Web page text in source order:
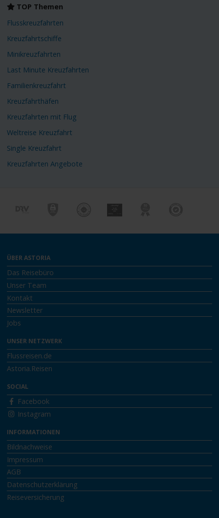
TOP Themen
Flusskreuzfahrten
Kreuzfahrtschiffe
Minikreuzfahrten
Last Minute Kreuzfahrten
Familienkreuzfahrt
Kreuzfahrthäfen
Kreuzfahrten mit Flug
Weltreise Kreuzfahrt
Single Kreuzfahrt
Kreuzfahrten Angebote
ÜBER ASTORIA
Das Reisebüro
Unser Team
Kontakt
Newsletter
Jobs
UNSER NETZWERK
Flussreisen.de
Astoria.Reisen
SOCIAL
Facebook
Instagram
INFORMATIONEN
Bildnachweise
Impressum
AGB
Datenschutzerklärung
Reiseversicherung